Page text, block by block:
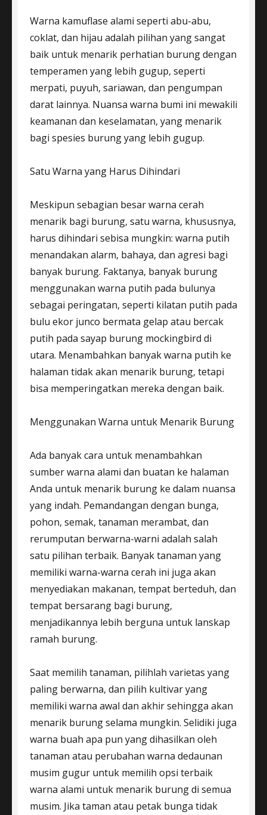
Warna kamuflase alami seperti abu-abu,
coklat, dan hijau adalah pilihan yang sangat
baik untuk menarik perhatian burung dengan
temperamen yang lebih gugup, seperti
merpati, puyuh, sariawan, dan pengumpan
darat lainnya. Nuansa warna bumi ini mewakili
keamanan dan keselamatan, yang menarik
bagi spesies burung yang lebih gugup.
Satu Warna yang Harus Dihindari
Meskipun sebagian besar warna cerah
menarik bagi burung, satu warna, khususnya,
harus dihindari sebisa mungkin: warna putih
menandakan alarm, bahaya, dan agresi bagi
banyak burung. Faktanya, banyak burung
menggunakan warna putih pada bulunya
sebagai peringatan, seperti kilatan putih pada
bulu ekor junco bermata gelap atau bercak
putih pada sayap burung mockingbird di
utara. Menambahkan banyak warna putih ke
halaman tidak akan menarik burung, tetapi
bisa memperingatkan mereka dengan baik.
Menggunakan Warna untuk Menarik Burung
Ada banyak cara untuk menambahkan
sumber warna alami dan buatan ke halaman
Anda untuk menarik burung ke dalam nuansa
yang indah. Pemandangan dengan bunga,
pohon, semak, tanaman merambat, dan
rerumputan berwarna-warni adalah salah
satu pilihan terbaik. Banyak tanaman yang
memiliki warna-warna cerah ini juga akan
menyediakan makanan, tempat berteduh, dan
tempat bersarang bagi burung,
menjadikannya lebih berguna untuk lanskap
ramah burung.
Saat memilih tanaman, pilihlah varietas yang
paling berwarna, dan pilih kultivar yang
memiliki warna awal dan akhir sehingga akan
menarik burung selama mungkin. Selidiki juga
warna buah apa pun yang dihasilkan oleh
tanaman atau perubahan warna dedaunan
musim gugur untuk memilih opsi terbaik
warna alami untuk menarik burung di semua
musim. Jika taman atau petak bunga tidak